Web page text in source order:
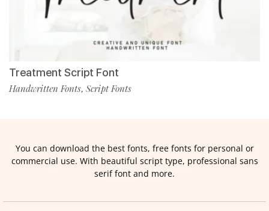
Treatment Script Font
Handwritten Fonts, Script Fonts
You can download the best fonts, free fonts for personal or
commercial use. With beautiful script type, professional sans
serif font and more.